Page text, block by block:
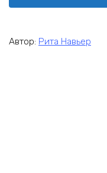
Автор: Рита Навьер